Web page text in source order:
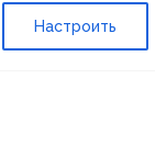
Настроить